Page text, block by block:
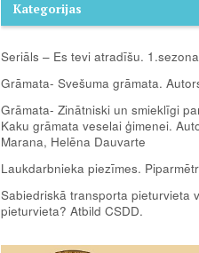
Kategorijas
Seriāls – Es tevi atradīšu.
Grāmata- Svešuma grāmata.
Grāmata- Zinātniski un smieklīgi
Kaku grāmata veselai ģimenei.
Marana, Helēna Dauvarte
Laukdarbnieka piezīmes.
Sabiedriskā transporta pieturvieta
pieturvieta? Atbild CSDD.